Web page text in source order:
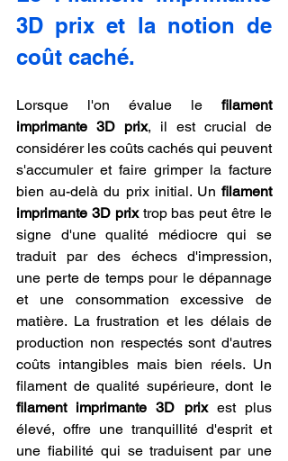
3D prix et la notion de
coût caché.
Lorsque l'on évalue le filament
imprimante 3D prix, il est crucial de
considérer les coûts cachés qui peuvent
s'accumuler et faire grimper la facture
bien au-delà du prix initial. Un filament
imprimante 3D prix trop bas peut être le
signe d'une qualité médiocre qui se
traduit par des échecs d'impression,
une perte de temps pour le dépannage
et une consommation excessive de
matière. La frustration et les délais de
production non respectés sont d'autres
coûts intangibles mais bien réels. Un
filament imprimante 3D prix est plus
élevé, offre une tranquillité d'esprit et
une fiabilité qui se traduisent par une